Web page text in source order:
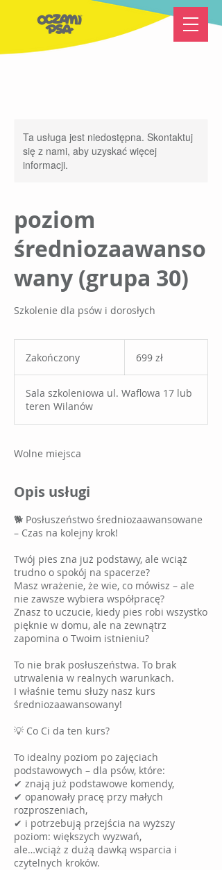
Ta usługa jest niedostępna. Skontaktuj
się z nami, aby uzyskać więcej
informacji.
poziom
średniozaawanso
wany (grupa 30)
Szkolenie dla psów i dorosłych
Zakończony
o
ń
c
o
polskich
699 zł
Sala szkoleniowa ul. Waflowa 17 lub
teren Wilanów
Wolne miejsca
Opis usługi
🐕 Posłuszeństwo średniozaawansowane
– Czas na kolejny krok!
Twój pies zna już podstawy, ale wciąż
trudno o spokój na spacerze?
Masz wrażenie, że wie, co mówisz – ale
nie zawsze wybiera współpracę?
Znasz to uczucie, kiedy pies robi wszystko
pięknie w domu, ale na zewnątrz
zapomina o Twoim istnieniu?
To nie brak posłuszeństwa. To brak
utrwalenia w realnych warunkach.
I właśnie temu służy nasz kurs
średniozaawansowany!
💡 Co Ci da ten kurs?
To idealny poziom po zajęciach
podstawowych – dla psów, które:
✔ znają już podstawowe komendy,
✔ opanowały pracę przy małych
rozproszeniach,
✔ i potrzebują przejścia na wyższy
poziom: większych wyzwań,
ale…wciąż z dużą dawką wsparcia i
czytelnych kroków.